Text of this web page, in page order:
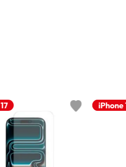
Nuevo
iPhone